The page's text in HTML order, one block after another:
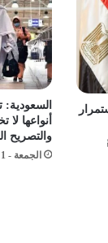
السعودية:
أنواعها
الجمعة - 1 مايو - 2026 / 6:46 مساءً